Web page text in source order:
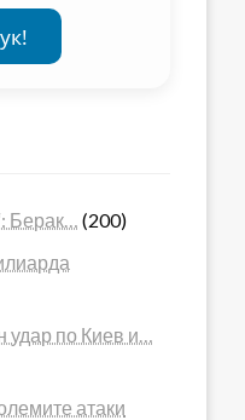
Берак…
(200)
по Киев и…
атаки